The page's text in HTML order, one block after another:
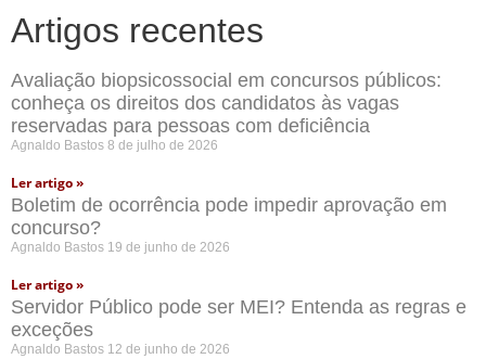
Artigos recentes
Avaliação biopsicossocial em concursos públicos:
conheça os direitos dos candidatos às vagas
reservadas para pessoas com deficiência
Agnaldo Bastos 8 de julho de 2026
Ler artigo »
Boletim de ocorrência pode impedir aprovação em
concurso?
Agnaldo Bastos 19 de junho de 2026
Ler artigo »
Servidor Público pode ser MEI? Entenda as regras e
exceções
Agnaldo Bastos 12 de junho de 2026